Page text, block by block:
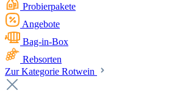
Probierpakete
Angebote
Bag-in-Box
Rebsorten
Zur Kategorie Rotwein